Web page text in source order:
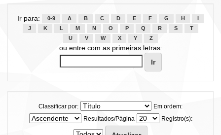
Ir para: 0-9 A B C D E F G H
J
K L M N O P Q R S
T
U
V W X Y Z
ou entre com as primeiras letras:
Classificar por:
Em ordem:
Resultados/Página
Registro(s):